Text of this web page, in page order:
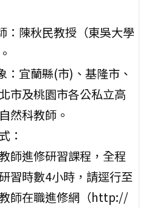
：陳秋民教授（東吳大學
：宜蘭縣(市)、基隆市、
市及桃園市各公私立高
然科教師。
：
師進修研習課程，全程
習時數4小時，請逕行至
師在職進修網（http://